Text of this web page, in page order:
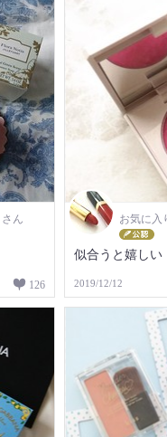
さん
126
お気に入
似合うと嬉しい
2019/12/12